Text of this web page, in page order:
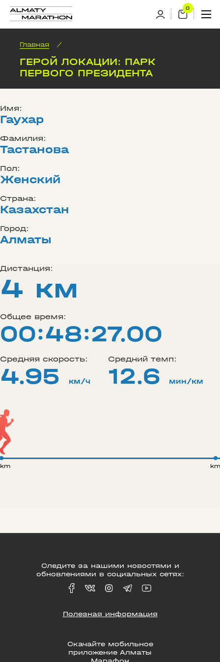
Главная /
ГЕРОЙ ЛОКАЦИИ: ПАРК
ПЕРВОГО ПРЕЗИДЕНТА
Имя:
Гаухар
Фамилия:
Тастанова
Пол:
Женский
Страна:
Казахстан
Город:
Алматы
Дистанция:
4 км
Общее время:
00:48:27.00
Средняя скорость:
4.95 км/ч
Средний темп:
12.6 мин/км
km
Скачайте мобильное
приложение Алматы
Следите за нашими новостями и
обновлениями в социальных сетях:
Полезная информация